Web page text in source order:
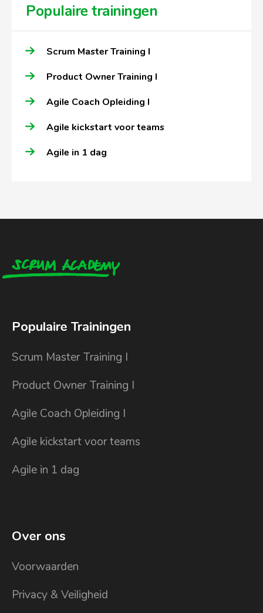
Populaire trainingen
Scrum Master Training I
Product Owner Training I
Agile Coach Opleiding I
Agile kickstart voor teams
Agile in 1 dag
Populaire Trainingen
Scrum Master Training I
Product Owner Training I
Agile Coach Opleiding I
Agile kickstart voor teams
Agile in 1 dag
Over ons
Voorwaarden
Privacy & Veiligheid